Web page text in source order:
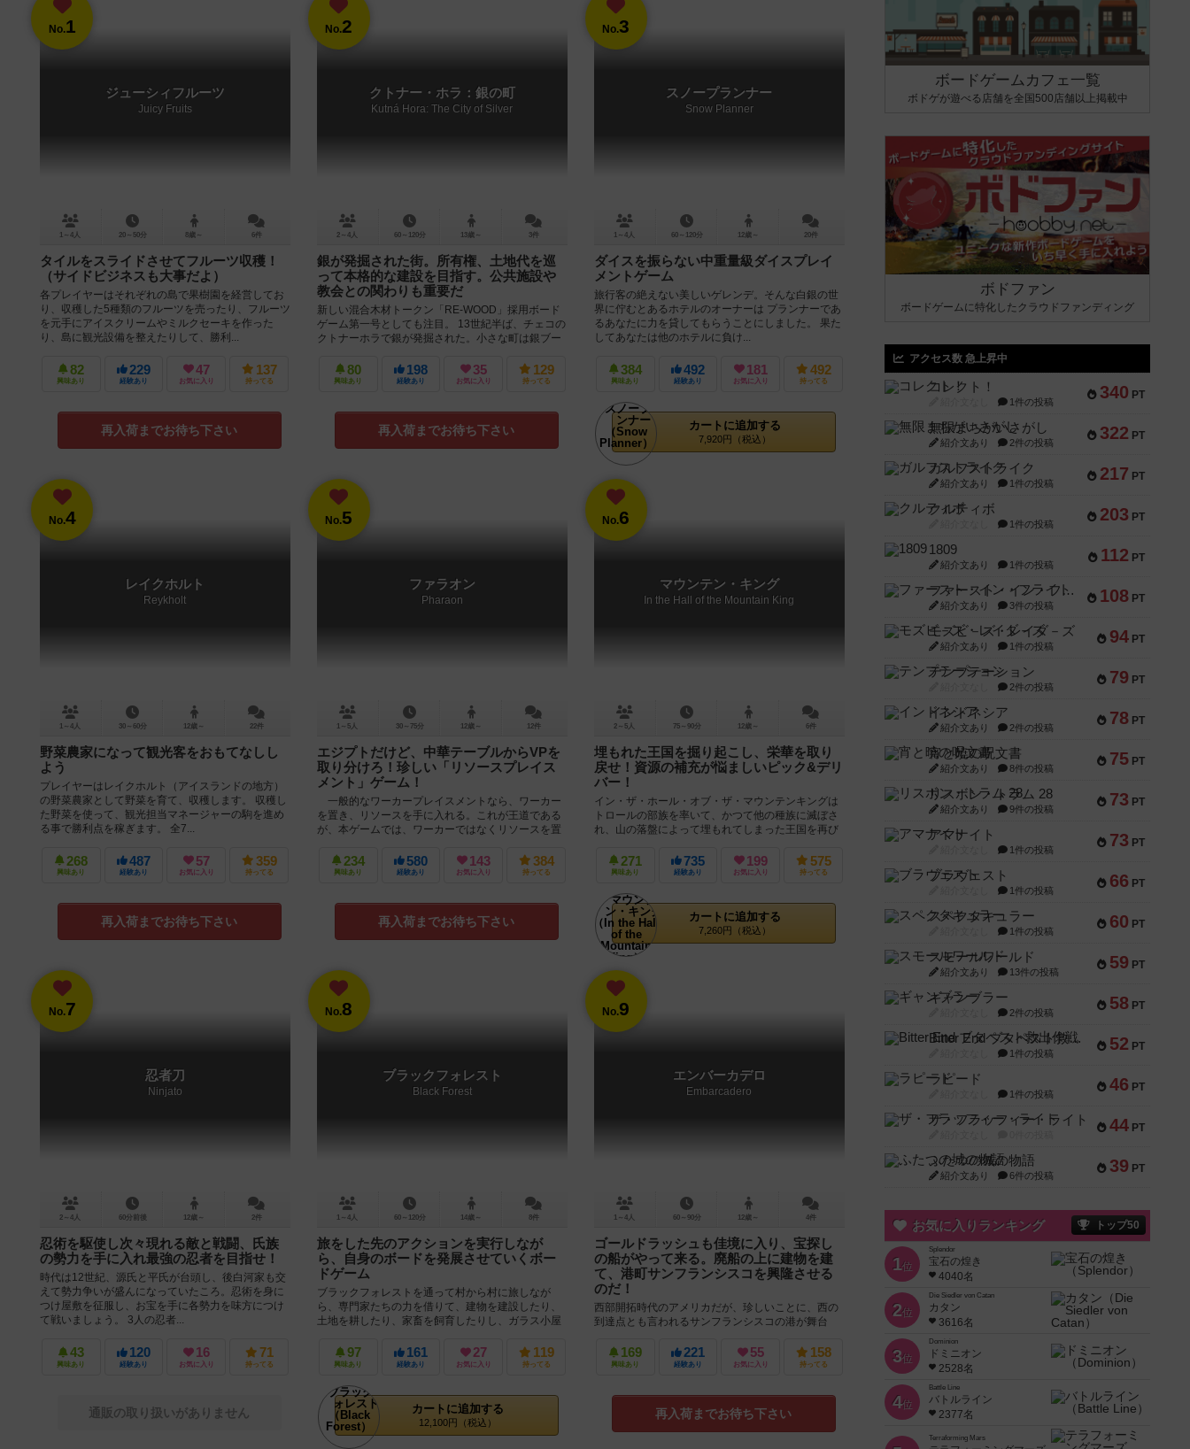
No.1
ジューシィフルーツ
Juicy Fruits
1～4人 20～50分 8歳～ 6件
タイルをスライドさせてフルーツ収穫！
（サイドビジネスも大事だよ）
各プレイヤーはそれぞれの島で果樹園を経営してお
り、収穫した5種類のフルーツを売ったり、フルーツ
を元手にアイスクリームやミルクセーキを作った
り、島に観光設備を整えたりして、勝利...
82
興味あり
229
経験あり
47
お気に入り
137
持ってる
再入荷までお待ち下さい
No.2
クトナー・ホラ：銀の町
Kutná Hora: The City of Silver
2～4人 60～120分 13歳～ 3件
銀が発掘された街。所有権、土地代を巡
って本格的な建設を目指す。公共施設や
教会との関わりも重要だ
新しい混合木材トークン「RE-WOOD」採用ボード
ゲーム第一号としても注目。 13世紀半ば、チェコの
クトナーホラで銀が発掘された。小さな町は銀ブー
80
興味あり
198
経験あり
35
お気に入り
129
持ってる
再入荷までお待ち下さい
No.3
スノープランナー
Snow Planner
1～4人 60～120分 12歳～ 20件
ダイスを振らない中重量級ダイスプレイ
メントゲーム
旅行客の絶えない美しいゲレンデ。そんな白銀の世
界に佇むとあるホテルのオーナーは プランナーであ
るあなたに力を貸してもらうことにしました。 果た
してあなたは他のホテルに負け...
384
興味あり
492
経験あり
181
お気に入り
492
持ってる
カートに追加する
7,920円（税込）
No.4
レイクホルト
Reykholt
1～4人 30～60分 12歳～ 22件
野菜農家になって観光客をおもてなしし
よう
プレイヤーはレイクホルト（アイスランドの地方）
の野菜農家として野菜を育て、収穫します。 収穫し
た野菜を使って、観光担当マネージャーの駒を進め
る事で勝利点を稼ぎます。 全7...
268
興味あり
487
経験あり
57
お気に入り
359
持ってる
再入荷までお待ち下さい
No.5
ファラオン
Pharaon
1～5人 30～75分 12歳～ 12件
エジプトだけど、中華テーブルからVPを
取り分けろ！珍しい「リソースプレイス
メント」ゲーム！
一般的なワーカープレイスメントなら、ワーカー
を置き、リソースを手に入れる。これが王道である
が、本ゲームでは、ワーカーではなくリソースを置
234
興味あり
580
経験あり
143
お気に入り
384
持ってる
再入荷までお待ち下さい
No.6
マウンテン・キング
In the Hall of the Mountain King
2～5人 75～90分 12歳～ 6件
埋もれた王国を掘り起こし、栄華を取り
戻せ！資源の補充が悩ましいピック&デリ
バー！
イン・ザ・ホール・オブ・ザ・マウンテンキングは
トロールの部族を率いて、かつて他の種族に滅ぼさ
れ、山の落盤によって埋もれてしまった王国を再び
271
興味あり
735
経験あり
199
お気に入り
575
持ってる
カートに追加する
7,260円（税込）
No.7
忍者刀
Ninjato
2～4人 60分前後 12歳～ 2件
忍術を駆使し次々現れる敵と戦闘、氏族
の勢力を手に入れ最強の忍者を目指せ！
時代は12世紀、源氏と平氏が台頭し、後白河家も交
えて勢力争いが盛んになっていたころ。忍術を身に
つけ屋敷を征服し、お宝を手に各勢力を味方につけ
て戦いましょう。 3人の忍者...
43
興味あり
120
経験あり
16
お気に入り
71
持ってる
通販の取り扱いがありません
No.8
ブラックフォレスト
Black Forest
1～4人 60～120分 14歳～ 8件
旅をした先のアクションを実行しなが
ら、自身のボードを発展させていくボー
ドゲーム
ブラックフォレストを通って村から村に旅しなが
ら、専門家たちの力を借りて、建物を建設したり、
土地を耕したり、家畜を飼育したりし、ガラス小屋
97
興味あり
161
経験あり
27
お気に入り
119
持ってる
カートに追加する
12,100円（税込）
No.9
エンバーカデロ
Embarcadero
1～4人 60～90分 12歳～ 4件
ゴールドラッシュも佳境に入り、宝探し
の船がやって来る。廃船の上に建物を建
て、港町サンフランシスコを興隆させる
のだ！
西部開拓時代のアメリカだが、珍しいことに、西の
到達点とも言われるサンフランシスコの港が舞台
出来上がる。 船を寄港さ...
169
興味あり
221
経験あり
55
お気に入り
158
持ってる
再入荷までお待ち下さい
ボードゲームカフェ一覧
ボドゲが遊べる店舗を全国500店舗以上掲載中
ボドファン
ボードゲームに特化したクラウドファンディング
アクセス数 急上昇中
340 PT
コレクト！
1件の投稿
322 PT
無限まちがいさがし
紹介文あり 2件の投稿
217 PT
ガルフストライク
紹介文あり 1件の投稿
203 PT
クルティボ
1件の投稿
112 PT
1809
紹介文あり 1件の投稿
108 PT
ファースト・イン・フライト
紹介文あり 3件の投稿
94 PT
モズビ－ズ・レイダ－ズ
紹介文あり 1件の投稿
79 PT
テンプテーション
2件の投稿
78 PT
インドネシア
紹介文あり 2件の投稿
75 PT
宵と暁の呪文書
紹介文あり 8件の投稿
73 PT
リスボン・トラム 28
紹介文あり 9件の投稿
73 PT
アマナイト
1件の投稿
66 PT
ブラヴェスト
1件の投稿
60 PT
スペクタキュラー
1件の投稿
59 PT
スモールワールド
紹介文あり 13件の投稿
58 PT
ギャンブラー
2件の投稿
52 PT
Bitter End ブタペスト救出作戦
1件の投稿
46 PT
ラピード
1件の投稿
44 PT
ザ・フラッフィー・ライト
39 PT
ふたつの城の物語
紹介文あり 6件の投稿
お気に入りランキング トップ50
1位
Splendor
宝石の煌き
4040名
2位
Die Siedler von Catan
カタン
3616名
3位
Dominion
ドミニオン
2528名
4位
Battle Line
バトルライン
2377名
Terraforming Mars